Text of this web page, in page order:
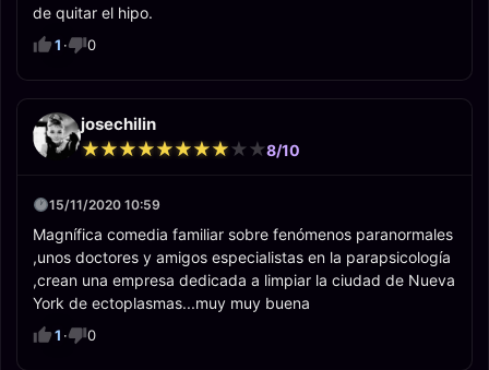
de quitar el hipo.
1 · 0
josechilin
★
★★
★★
★★
★★
★★
★★
★★
★★
★★
★8/10
15/11/2020 10:59
Magnífica comedia familiar sobre fenómenos paranormales
,unos doctores y amigos especialistas en la parapsicología
,crean una empresa dedicada a limpiar la ciudad de Nueva
York de ectoplasmas...muy muy buena
1 · 0